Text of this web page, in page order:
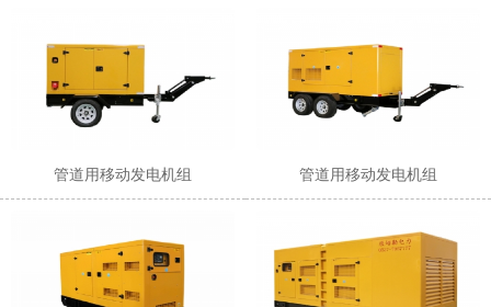
管道用移动发电机组 管道用移动发电机组